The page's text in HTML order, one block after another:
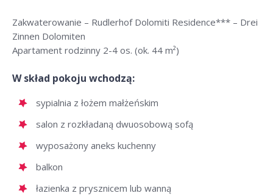
Zakwaterowanie – Rudlerhof Dolomiti Residence*** – Drei
Zinnen Dolomiten
Apartament rodzinny 2-4 os. (ok. 44 m²)
W skład pokoju wchodzą:
sypialnia z łożem małżeńskim
salon z rozkładaną dwuosobową sofą
wyposażony aneks kuchenny
balkon
łazienka z prysznicem lub wanną